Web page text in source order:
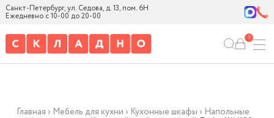
Санкт-Петербург, ул. Седова, д. 13, пом. 6Н
Ежедневно с 10-00 до 20-00
0
Главная › Мебель для кухни › Кухонные шкафы › Напольные